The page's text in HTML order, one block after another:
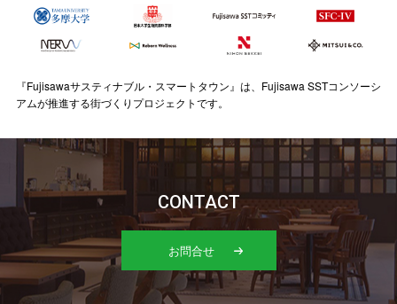
『Fujisawaサスティナブル・スマートタウン』は、Fujisawa SSTコンソーシ
アムが推進する街づくりプロジェクトです。
CONTACT
お問合せ